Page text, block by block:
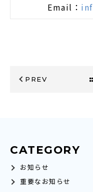
Email：
PREV
CATEGORY
お知らせ
重要なお知らせ